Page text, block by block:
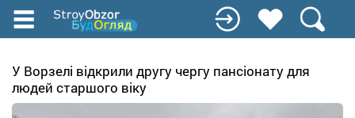
Перейти
до
вмісту
У Ворзелі відкрили другу чергу пансіонату для
людей старшого віку